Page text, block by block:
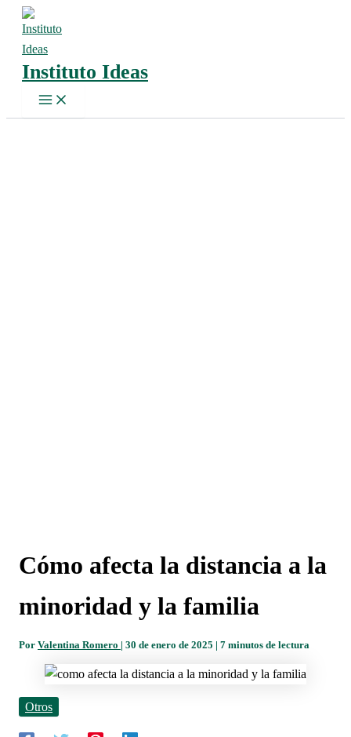
contenido
Instituto Ideas
Main
Cómo afecta la distancia a la
minoridad y la familia
Por Valentina Romero | 30 de enero de 2025 | 7 minutos de lectura
Otros